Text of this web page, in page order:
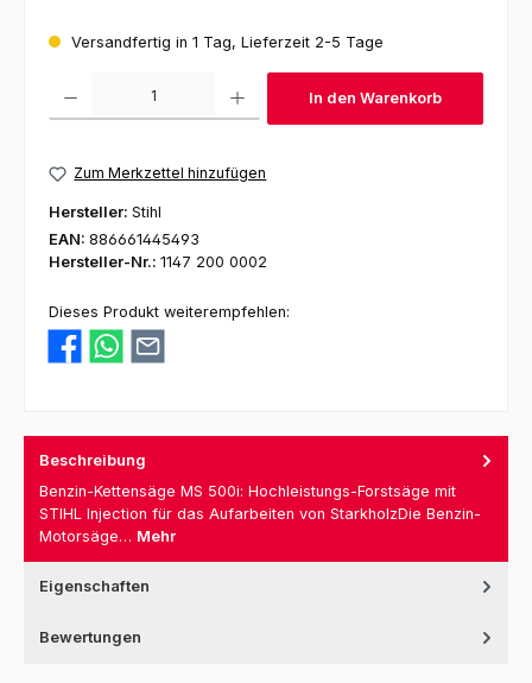
Versandfertig in 1 Tag, Lieferzeit 2-5 Tage
In den Warenkorb
Zum Merkzettel hinzufügen
Hersteller: Stihl
EAN: 886661445493
Hersteller-Nr.: 1147 200 0002
Dieses Produkt weiterempfehlen:
Beschreibung
Benzin-Kettensäge MS 500i: Hochleistungs-Forstsäge mit
STIHL Injection für das Aufarbeiten von StarkholzDie Benzin-
Motorsäge… Mehr
Eigenschaften
Bewertungen